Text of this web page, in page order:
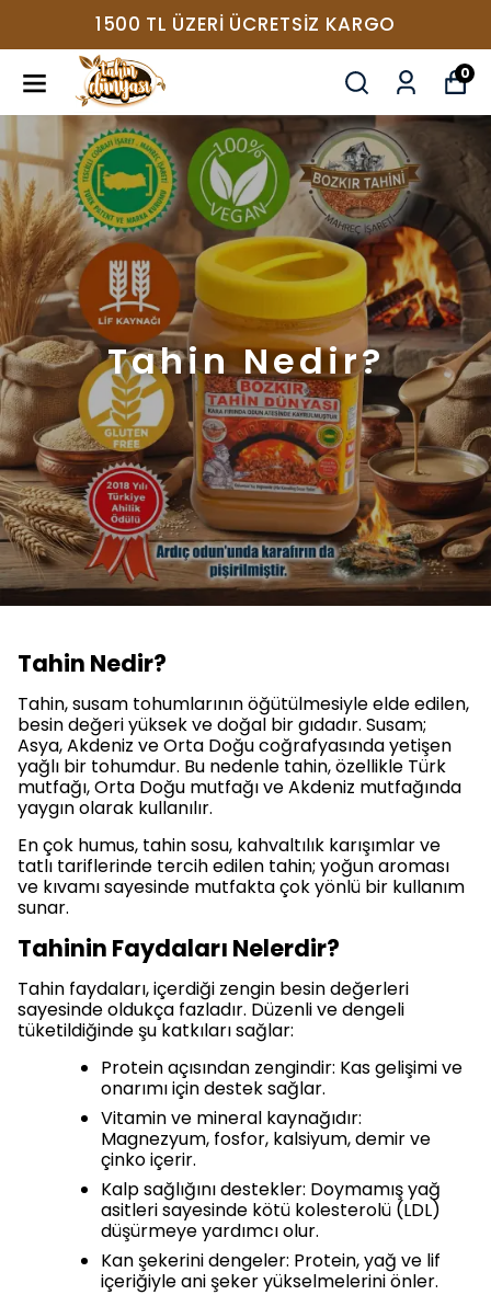
1500 TL ÜZERI ÜCRETSIZ KARGO
0
Tahin Nedir?
Tahin Nedir?
Tahin, susam tohumlarının öğütülmesiyle elde edilen,
besin değeri yüksek ve doğal bir gıdadır. Susam;
Asya, Akdeniz ve Orta Doğu coğrafyasında yetişen
yağlı bir tohumdur. Bu nedenle tahin, özellikle Türk
mutfağı, Orta Doğu mutfağı ve Akdeniz mutfağında
yaygın olarak kullanılır.
En çok humus, tahin sosu, kahvaltılık karışımlar ve
tatlı tariflerinde tercih edilen tahin; yoğun aroması
ve kıvamı sayesinde mutfakta çok yönlü bir kullanım
sunar.
Tahinin Faydaları Nelerdir?
Tahin faydaları, içerdiği zengin besin değerleri
sayesinde oldukça fazladır. Düzenli ve dengeli
tüketildiğinde şu katkıları sağlar:
Protein açısından zengindir: Kas gelişimi ve
onarımı için destek sağlar.
Vitamin ve mineral kaynağıdır:
Magnezyum, fosfor, kalsiyum, demir ve
çinko içerir.
Kalp sağlığını destekler: Doymamış yağ
asitleri sayesinde kötü kolesterolü (LDL)
düşürmeye yardımcı olur.
Kan şekerini dengeler: Protein, yağ ve lif
içeriğiyle ani şeker yükselmelerini önler.